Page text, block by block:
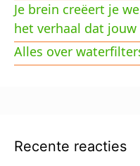
Je brein creëert je
het verhaal dat
Alles over
Recente reacties